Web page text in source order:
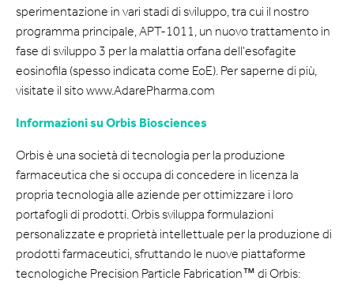
sperimentazione in vari stadi di sviluppo, tra cui il nostro
programma principale, APT-1011, un nuovo trattamento in
fase di sviluppo 3 per la malattia orfana dell'esofagite
eosinofila (spesso indicata come EoE). Per saperne di più,
visitate il sito www.AdarePharma.com
Informazioni su Orbis Biosciences
Orbis è una società di tecnologia per la produzione
farmaceutica che si occupa di concedere in licenza la
propria tecnologia alle aziende per ottimizzare i loro
portafogli di prodotti. Orbis sviluppa formulazioni
personalizzate e proprietà intellettuale per la produzione di
prodotti farmaceutici, sfruttando le nuove piattaforme
tecnologiche Precision Particle Fabrication™ di Orbis: